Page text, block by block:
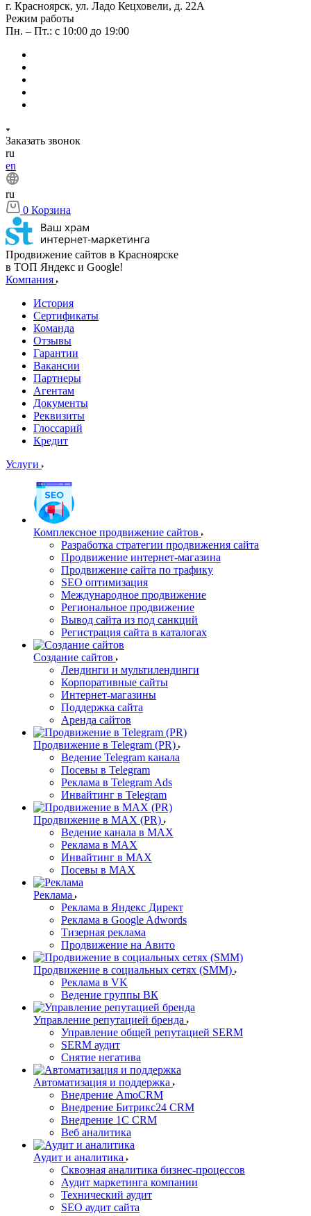
г. Красноярск, ул. Ладо Кецховели, д. 22А
Режим работы
Пн. – Пт.: с 10:00 до 19:00
Заказать звонок
ru
en
ru
0 Корзина
Продвижение сайтов в Красноярске
в ТОП Яндекс и Google!
Компания
История
Сертификаты
Команда
Отзывы
Гарантии
Вакансии
Партнеры
Агентам
Документы
Реквизиты
Глоссарий
Кредит
Услуги
Комплексное продвижение сайтов
Разработка стратегии продвижения сайта
Продвижение интернет-магазина
Продвижение сайта по трафику
SEO оптимизация
Международное продвижение
Региональное продвижение
Вывод сайта из под санкций
Регистрация сайта в каталогах
Создание сайтов
Лендинги и мультилендинги
Корпоративные сайты
Интернет-магазины
Поддержка сайта
Аренда сайтов
Продвижение в Telegram (PR)
Ведение Telegram канала
Посевы в Telegram
Реклама в Telegram Ads
Инвайтинг в Telegram
Продвижение в MAX (PR)
Ведение канала в MAX
Реклама в MAX
Инвайтинг в MAX
Посевы в MAX
Реклама
Реклама в Яндекс Директ
Реклама в Google Adwords
Тизерная реклама
Продвижение на Авито
Продвижение в социальных сетях (SMM)
Реклама в VK
Ведение группы ВК
Управление репутацией бренда
Управление общей репутацией SERM
SERM аудит
Снятие негатива
Автоматизация и поддержка
Внедрение AmoCRM
Внедрение Битрикс24 CRM
Внедрение 1C CRM
Веб аналитика
Аудит и аналитика
Сквозная аналитика бизнес-процессов
Аудит маркетинга компании
Технический аудит
SEO аудит сайта